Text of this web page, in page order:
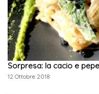
Sorpresa: la cacio e
12 Ottobre 2018